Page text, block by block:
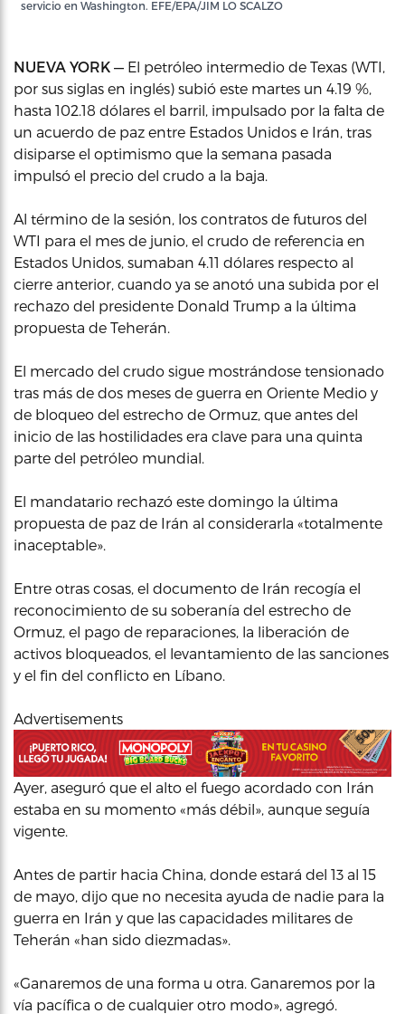
servicio en Washington. EFE/EPA/JIM LO SCALZO
NUEVA YORK — El petróleo intermedio de Texas (WTI,
por sus siglas en inglés) subió este martes un 4.19 %,
hasta 102.18 dólares el barril, impulsado por la falta de
un acuerdo de paz entre Estados Unidos e Irán, tras
disiparse el optimismo que la semana pasada
impulsó el precio del crudo a la baja.
Al término de la sesión, los contratos de futuros del
WTI para el mes de junio, el crudo de referencia en
Estados Unidos, sumaban 4.11 dólares respecto al
cierre anterior, cuando ya se anotó una subida por el
rechazo del presidente Donald Trump a la última
propuesta de Teherán.
El mercado del crudo sigue mostrándose tensionado
tras más de dos meses de guerra en Oriente Medio y
de bloqueo del estrecho de Ormuz, que antes del
inicio de las hostilidades era clave para una quinta
parte del petróleo mundial.
El mandatario rechazó este domingo la última
propuesta de paz de Irán al considerarla «totalmente
inaceptable».
Entre otras cosas, el documento de Irán recogía el
reconocimiento de su soberanía del estrecho de
Ormuz, el pago de reparaciones, la liberación de
activos bloqueados, el levantamiento de las sanciones
y el fin del conflicto en Líbano.
Advertisements
Ayer, aseguró que el alto el fuego acordado con Irán
estaba en su momento «más débil», aunque seguía
vigente.
Antes de partir hacia China, donde estará del 13 al 15
de mayo, dijo que no necesita ayuda de nadie para la
guerra en Irán y que las capacidades militares de
Teherán «han sido diezmadas».
«Ganaremos de una forma u otra. Ganaremos por la
vía pacífica o de cualquier otro modo», agregó.